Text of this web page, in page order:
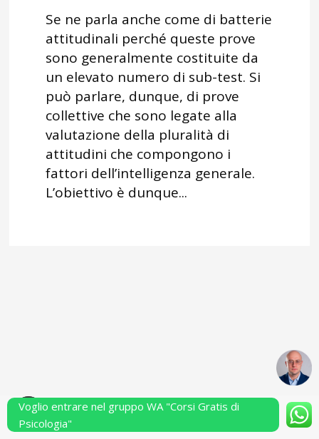
Se ne parla anche come di batterie
attitudinali perché queste prove
sono generalmente costituite da
un elevato numero di sub-test. Si
può parlare, dunque, di prove
collettive che sono legate alla
valutazione della pluralità di
attitudini che compongono i
fattori dell’intelligenza generale.
L’obiettivo è dunque...
Powered by Performarsi S.a.s.
Voglio entrare nel gruppo WA "Corsi Gratis di
Psicologia"